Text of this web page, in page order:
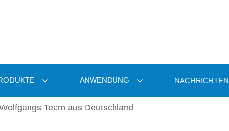
ANWENDUNG NACHRICHTEN
Team aus Deutschland